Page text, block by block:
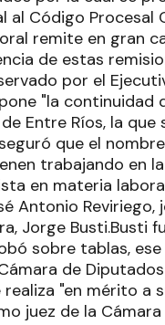
al Código Procesal
remite en gran
de estas
por el
"la continuidad
Entre Ríos, la
que el
trabajando en
en materia
Antonio Reviriego,
Jorge Busti.Busti
sobre tablas, ese
de
"en mérito a
juez de la